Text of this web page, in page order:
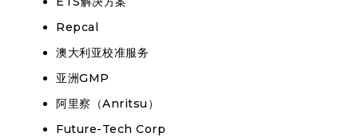
Repcal
澳大利亚校准服务
亚洲GMP
阿里察（Anritsu）
Future-Tech Corp